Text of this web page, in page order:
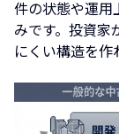
件の状態や運用
みです。投資家
にくい構造を作